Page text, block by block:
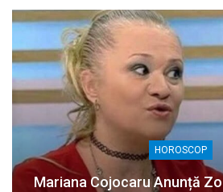
HOROSCOP
Mariana Cojocaru Anunță